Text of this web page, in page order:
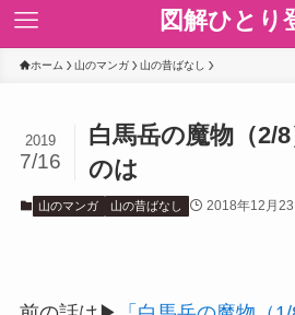
図解ひとり
ホーム 山のマンガ 山の昔ばなし
白馬岳の魔物（2/
のは
2019
7/16
山のマンガ 山の昔ばなし 2018年12月23